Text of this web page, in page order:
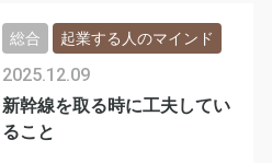
新幹線を取る時に工夫してい
ること
2025.12.09
総合 起業する人のマインド